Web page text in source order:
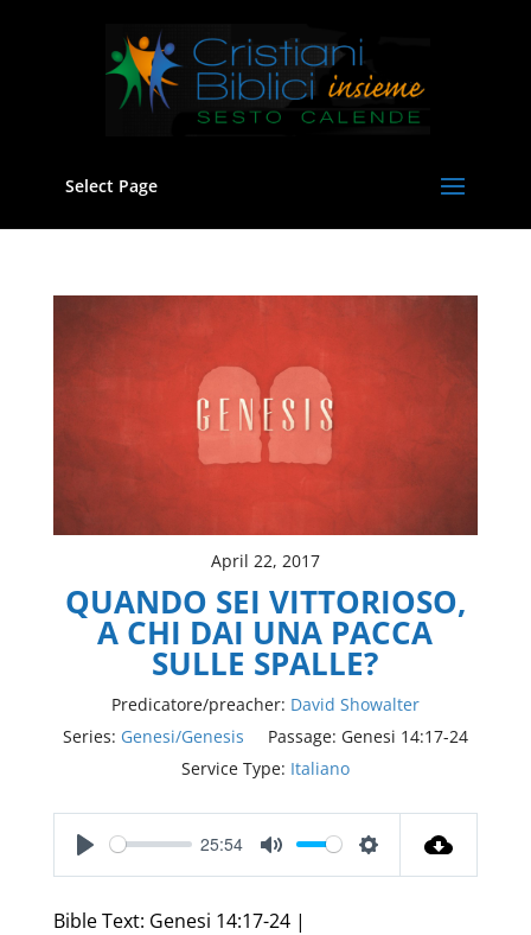
Select Page
April 22, 2017
QUANDO SEI VITTORIOSO,
A CHI DAI UNA PACCA
SULLE SPALLE?
Predicatore/preacher: David Showalter
Series: Genesi/Genesis Passage: Genesi 14:17-24
Service Type: Italiano
Play
25:54
Mute Settings
Bible Text: Genesi 14:17-24 |